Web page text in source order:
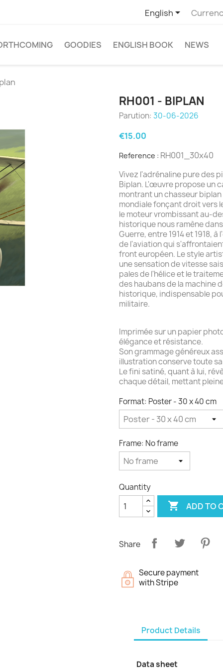
English
GOODIES ENGLISH BOOK NEWS
RH001 - BIPLAN
Parution: 30-06-2026
€15.00
Reference : RH001_30x40
Vivez l'adrénaline pure des
Biplan. L'œuvre propose un
montrant un chasseur biplan
mondiale fonçant droit vers
le moteur vrombissant au-
historique nous ramène
Guerre, entre 1914 et 1918,
de l'aviation qui
front européen. Le style
une sensation de vitesse
pales de l'hélice et le
des haubans de la machine
historique, indispensable
militaire.
Imprimée sur un papier
élégance et résistance.
Son grammage généreux
illustration conserve toute
Le fini satiné, quant à lui,
chaque détail, mettant
Format: Poster - 30 x 40 cm
Frame: No frame
Quantity
 ADD TO
Share
Secure payment
with Stripe
Product Details
Data sheet